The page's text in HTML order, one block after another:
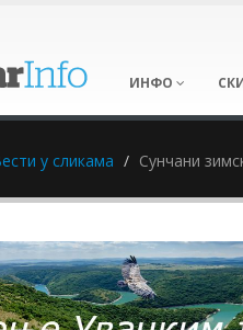
ИНФО
у сликама Сунчани